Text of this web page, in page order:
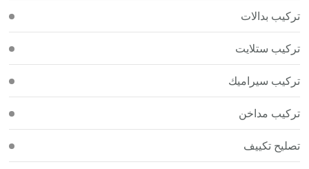
تركيب بدالات
تركيب ستلايت
تركيب سيراميك
تركيب مداخن
تصليح تكييف